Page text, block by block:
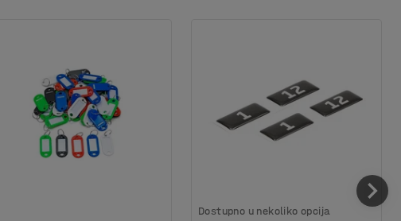
Dostupno u nekoliko opcija